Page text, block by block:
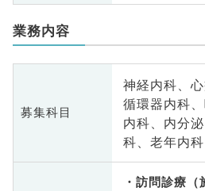
業務内容
募集科目
神経内科、
循環器内科
内科、内分
科、老年内
訪問診療（